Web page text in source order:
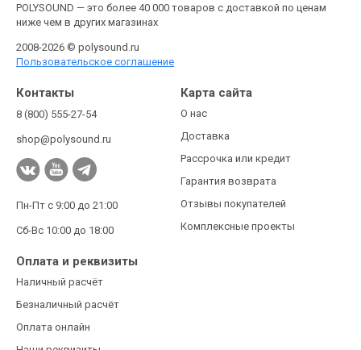
POLYSOUND — это более 40 000 товаров с доставкой по ценам
ниже чем в других магазинах
2008-2026 © polysound.ru
Пользовательское соглашение
Контакты
8 (800) 555-27-54
shop@polysound.ru
Пн-Пт с 9:00 до 21:00
Сб-Вс 10:00 до 18:00
Карта сайта
О нас
Доставка
Рассрочка или кредит
Гарантия возврата
Отзывы покупателей
Комплексные проекты
Оплата и реквизиты
Наличный расчёт
Безналичный расчёт
Оплата онлайн